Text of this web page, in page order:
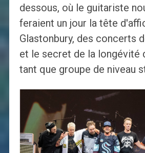
dessous, où le guitariste
feraient un jour la tête
Glastonbury, des concerts
et le secret de la longévité
tant que groupe de niveau